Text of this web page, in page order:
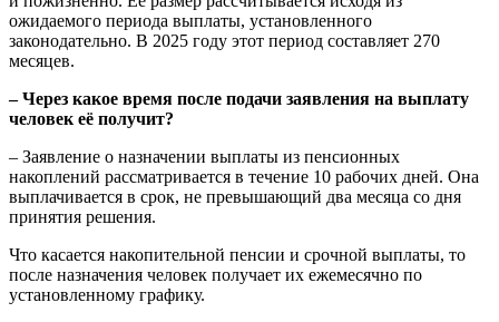
ожидаемого периода выплаты, установленного
законодательно. В 2025 году этот период составляет 270
месяцев.
– Через какое время после подачи заявления на выплату
человек её получит?
– Заявление о назначении выплаты из пенсионных
накоплений рассматривается в течение 10 рабочих дней. Она
выплачивается в срок, не превышающий два месяца со дня
принятия решения.
Что касается накопительной пенсии и срочной выплаты, то
после назначения человек получает их ежемесячно по
установленному графику.